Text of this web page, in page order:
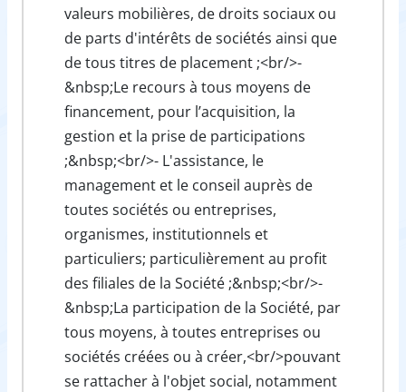
valeurs mobilières, de droits sociaux ou
de parts d'intérêts de sociétés ainsi que
de tous titres de placement ;<br/>-
&nbsp;Le recours à tous moyens de
financement, pour l’acquisition, la
gestion et la prise de participations
;&nbsp;<br/>- L'assistance, le
management et le conseil auprès de
toutes sociétés ou entreprises,
organismes, institutionnels et
particuliers; particulièrement au profit
des filiales de la Société ;&nbsp;<br/>-
&nbsp;La participation de la Société, par
tous moyens, à toutes entreprises ou
sociétés créées ou à créer,<br/>pouvant
se rattacher à l'objet social, notamment